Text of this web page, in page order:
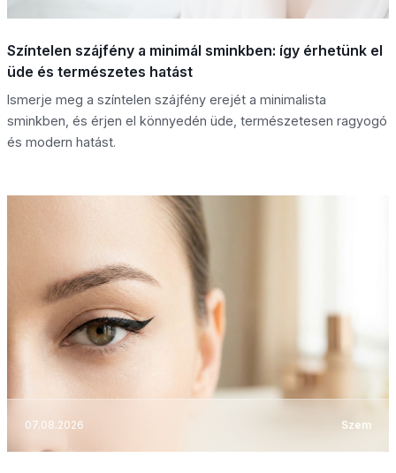
Színtelen szájfény a minimál sminkben: így érhetünk el
üde és természetes hatást
Ismerje meg a színtelen szájfény erejét a minimalista
sminkben, és érjen el könnyedén üde, természetesen ragyogó
és modern hatást.
07.08.2026 Szem